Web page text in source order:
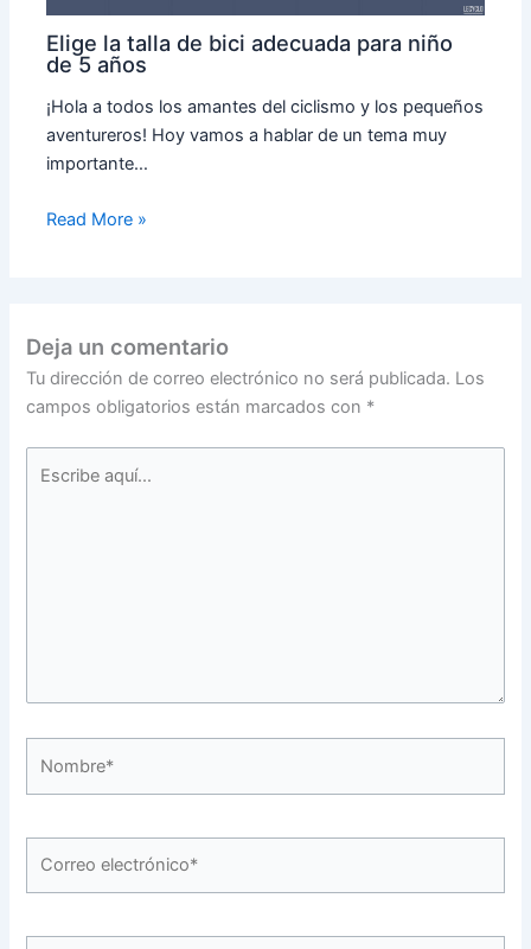
Elige la talla de bici adecuada para niño
de 5 años
¡Hola a todos los amantes del ciclismo y los pequeños
aventureros! Hoy vamos a hablar de un tema muy
importante…
Read More »
Deja un comentario
Tu dirección de correo electrónico no será publicada. Los
campos obligatorios están marcados con *